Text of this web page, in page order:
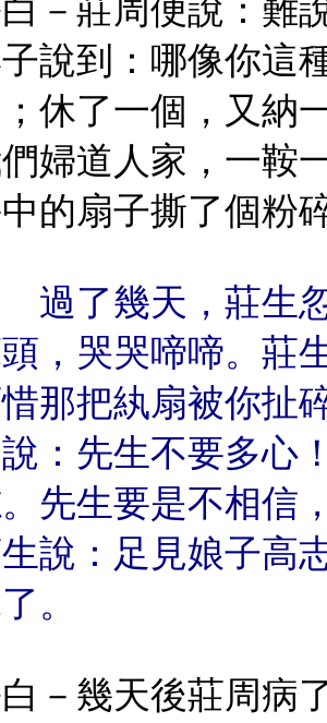
－莊周便說：難
說到：哪像你這
休了一個，又納
婦道人家，一鞍
的扇子撕了個粉
了幾天，莊生忽
，哭哭啼啼。莊
那把紈扇被你扯
：先生不要多心
先生要是不相信
說：足見娘子高
。
－幾天後莊周病